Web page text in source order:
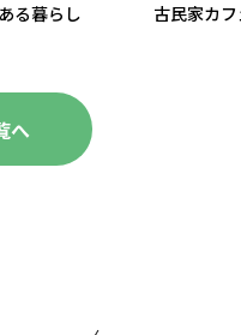
る暮らし 古民家カ
へ